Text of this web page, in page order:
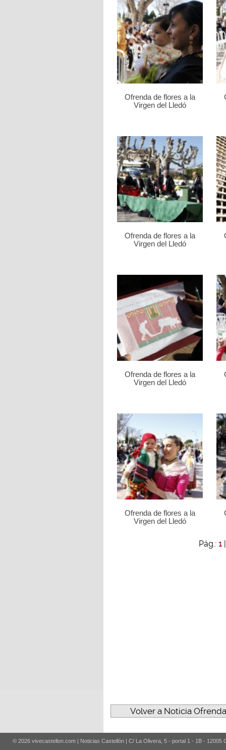
Ofrenda de flores a la
Virgen del Lledó
Ofrenda de flores a la
Virgen del Lledó
Ofrenda de flores a la
Virgen del Lledó
Ofrenda de flores a la
Virgen del Lledó
Pág.: 1
Volver a Noticia
© 2026 vivecastellon.com | Noticias Castellón | C/ La Olivera, 5 - portal 1 - 1B - 12005